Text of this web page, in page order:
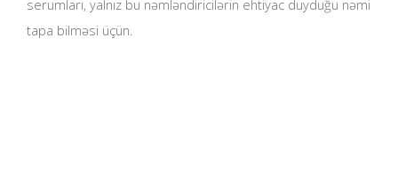
serumları, yalnız bu nəmləndiricilərin ehtiyac duyduğu nəmi
tapa bilməsi üçün.